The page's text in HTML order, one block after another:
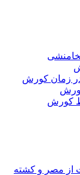
در زمان کورش
کورش
از مصر و کشته